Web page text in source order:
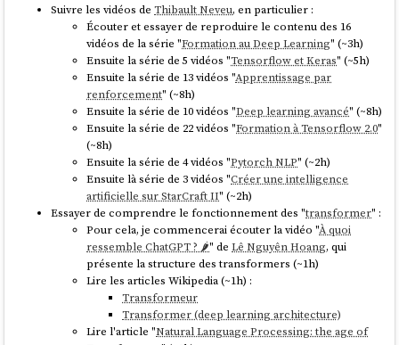
que l'offre Claude Max
de tester l'offreOpenCode Gosur un projet d'outil
d'archivage à froid de conversationsMattermostenGolangque je
coderai from scratch. Je compte réaliser deux versions de ce projet
en parallèle : une version avecSonnet 4.6
OpenCode Go.
Suivre les vidéos deThibault Neveu, en particulier :
Écouter et essayer de reproduire le contenu des 16
vidéos de la série "Formation au Deep Learning" (~3h)
Ensuite la série de 5 vidéos "Tensorflow et Keras" (~5h)
Ensuite la série de 13 vidéos "Apprentissage par
renforcement" (~8h)
Ensuite la série de 10 vidéos "Deep learning avancé" (~8h)
Ensuite la série de 22 vidéos "Formation à Tensorflow 2.0"
(~8h)
Ensuite la série de 4 vidéos "Pytorch NLP" (~2h)
Ensuite là série de 3 vidéos "Créer une intelligence
artificielle sur StarCraft II" (~2h)
Essayer de comprendre le fonctionnement des "transformer" :
Pour cela, je commencerai écouter la vidéo "À quoi
ressemble ChatGPT ? 🌶️" deLê Nguyên Hoang, qui
présente la structure des transformers (~1h)
Lire les articles Wikipedia (~1h) :
Transformeur
Transformer (deep learning architecture)
Lire l'article "Natural Language Processing: the age of